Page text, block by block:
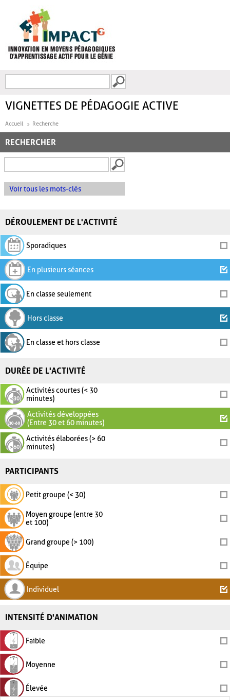
FORMULAIRE DE
VIGNETTES DE PÉDAGOGIE ACTIVE
Accueil Recherche
RECHERCHER
Voir tous les mots-clés
DÉROULEMENT DE L'ACTIVITÉ
Sporadiques
En plusieurs séances
En classe seulement
Hors classe
En classe et hors classe
DURÉE DE L'ACTIVITÉ
Activités courtes (< 30
minutes)
Activités développées
(Entre 30 et 60 minutes)
Activités élaborées (> 60
minutes)
PARTICIPANTS
Petit groupe (< 30)
Moyen groupe (entre 30
et 100)
Grand groupe (> 100)
Équipe
Individuel
INTENSITÉ D'ANIMATION
Faible
Moyenne
Élevée